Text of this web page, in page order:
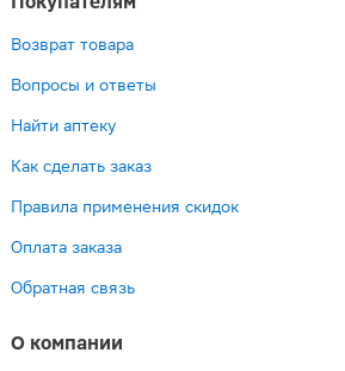
Возврат товара
Вопросы и ответы
Найти аптеку
Как сделать заказ
Правила применения скидок
Оплата заказа
Обратная связь
О компании